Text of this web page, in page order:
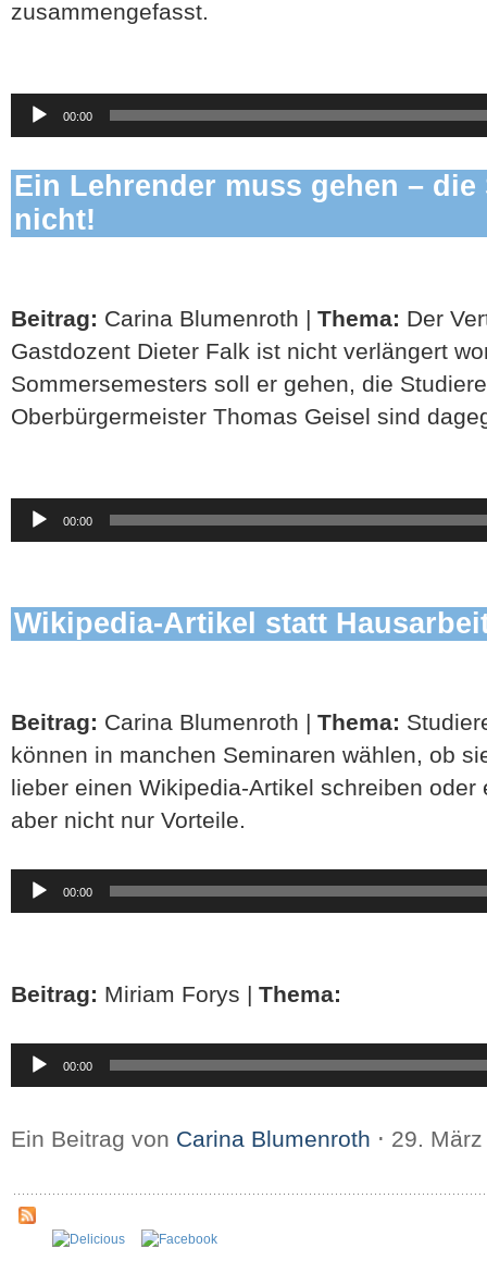
zusammengefasst.
Audio-
Player
00:00
Ein Lehrender muss gehen –
nicht!
Beitrag: Carina Blumenroth | Thema: Der
Gastdozent Dieter Falk ist nicht verlängert
Sommersemesters soll er gehen, die
Oberbürgermeister Thomas Geisel sind
Audio-
Player
00:00
Wikipedia-Artikel statt
Beitrag: Carina Blumenroth | Thema:
können in manchen Seminaren wählen, ob
lieber einen Wikipedia-Artikel schreiben oder
aber nicht nur Vorteile.
Audio-
Player
00:00
Beitrag: Miriam Forys | Thema:
Audio-
Player
00:00
Ein Beitrag von Carina Blumenroth ⋅ 29.